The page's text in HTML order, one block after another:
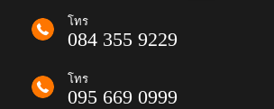
โทร
084 355 9229
โทร
095 669 0999